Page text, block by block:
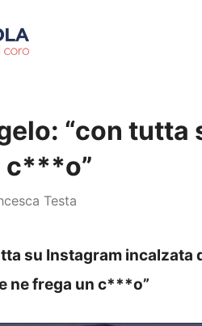
“con tutta
c***o”
Testa
su Instagram incalzata
ne frega un c***o”